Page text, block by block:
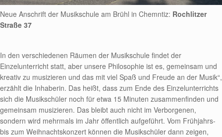
Neue Anschrift der Musikschule am Brühl in Chemntiz: Rochlitzer
Straße 37
In den verschiedenen Räumen der Musikschule findet der
Einzelunterricht statt, aber unsere Philosophie ist es, gemeinsam und
kreativ zu musizieren und das mit viel Spaß und Freude an der Musik“,
erzählt die Inhaberin. Das heißt, dass zum Ende des Einzelunterrichts
sich die Musikschüler noch für etwa 15 Minuten zusammenfinden und
gemeinsam musizieren. Das bleibt auch nicht im Verborgenen,
sondern wird mehrmals im Jahr öffentlich aufgeführt. Vom Frühjahrs-
bis zum Weihnachtskonzert können die Musikschüler dann zeigen,